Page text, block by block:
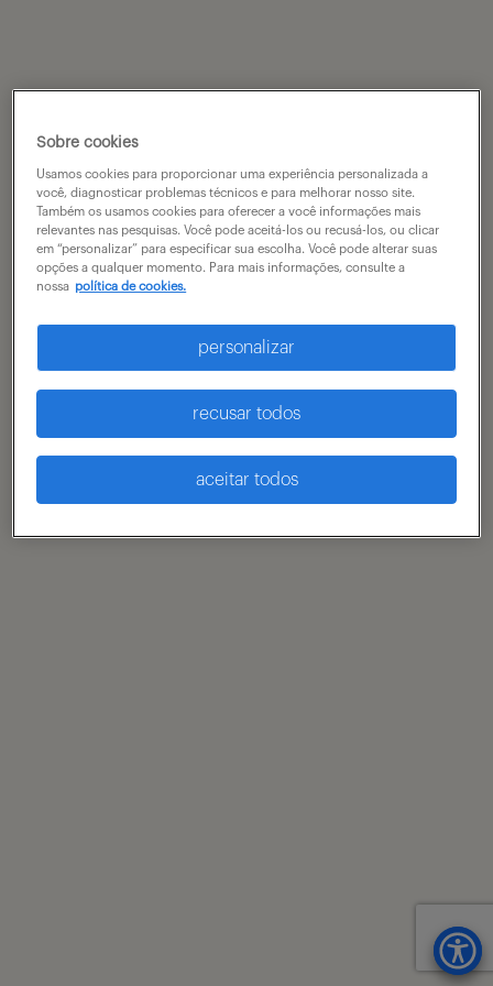
Sobre cookies
Usamos cookies para proporcionar uma experiência personalizada a
você, diagnosticar problemas técnicos e para melhorar nosso site.
Também os usamos cookies para oferecer a você informações mais
relevantes nas pesquisas. Você pode aceitá-los ou recusá-los, ou clicar
em “personalizar” para especificar sua escolha. Você pode alterar suas
opções a qualquer momento. Para mais informações, consulte a
nossa política de cookies.
personalizar
recusar todos
aceitar todos